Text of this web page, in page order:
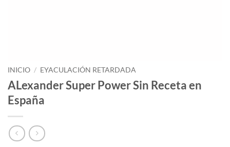
INICIO / EYACULACIÓN RETARDADA
ALexander Super Power Sin Receta en
España